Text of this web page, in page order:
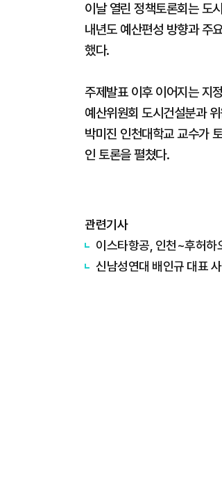
이날 열린 정책토론회는 도
내년도 예산편성 방향과 주
했다.
주제발표 이후 이어지는 지
예산위원회 도시건설분과
박미진 인천대학교 교수가
인 토론을 펼쳤다.
관련기사
이스타항공, 인천~후허하
신남성연대 배인규 대표